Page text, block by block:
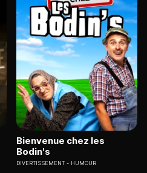
Bienvenue chez les
Bodin's
DIVERTISSEMENT HUMOUR